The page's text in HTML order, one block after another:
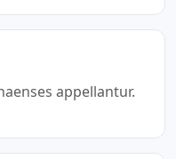
appellantur.